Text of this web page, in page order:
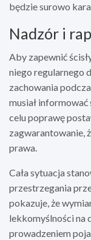
będzie surowo
Nadzór i
Aby zapewnić
niego regularnego
zachowania
musiał informować
celu poprawę
zagwarantowanie,
prawa.
Cała sytuacja
przestrzegania
pokazuje, że
lekkomyślności na
prowadzeniem